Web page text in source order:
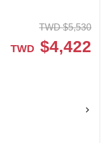
TWD $5,530
TWD $4,422